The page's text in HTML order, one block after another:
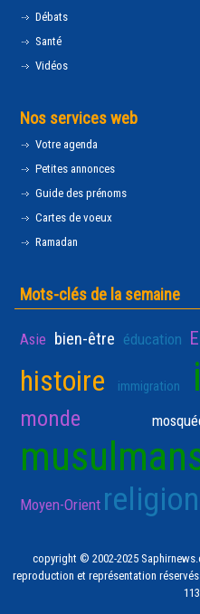
Débats
Santé
Vidéos
Nos services web
Votre agenda
Petites annonces
Guide des prénoms
Cartes de voeux
Ramadan
Mots-clés de la semaine
Asie bien-être éducation
histoire immigration
monde
Moyen-Orient
copyright © 2002-2025
reproduction et représentation